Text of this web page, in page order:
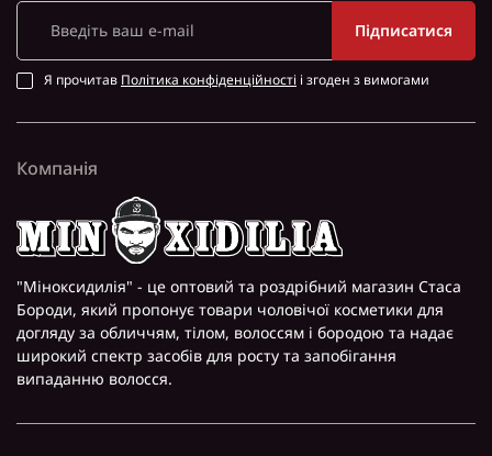
Підписатися
Я прочитав Політика конфіденційності і згоден з вимогами
Компанія
"Міноксидилія" - це оптовий та роздрібний магазин Стаса
Бороди, який пропонує товари чоловічої косметики для
догляду за обличчям, тілом, волоссям і бородою та надає
широкий спектр засобів для росту та запобігання
випаданню волосся.